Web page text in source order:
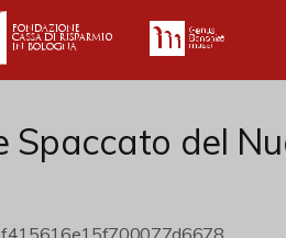
Spaccato del